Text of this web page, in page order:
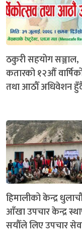
ठकुरी सहयोग सञ्जाल,
कतारको १२औँ
तथा आठौँ अधिवेशन
हिमालीको केन्द्र
आँखा उपचार केन्द्र
सयौँले लिए उपचार